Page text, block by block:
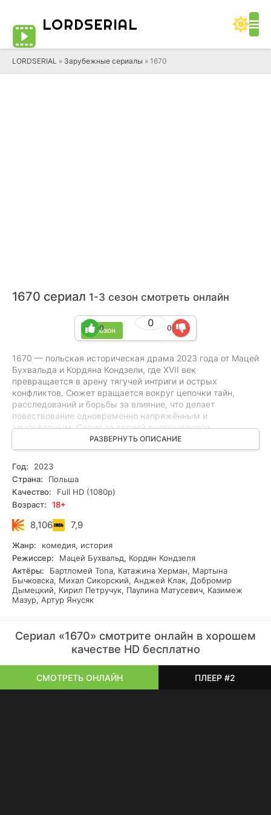
LORDSERIAL
LORDSERIAL » Зарубежные сериалы » 1670
1670 сериал 1-3 сезон смотреть онлайн
3 сезон
0
0 0
1670 — польская историческая драма 2023 года от Мацей
Бухвальда и Кордяна Кондзели, где XVII век
превращается в арену тягучей интриги и острых
конфликтов. Сюжет вращается вокруг цепочки тайн,
расследований и борьбы за влияние, что делает
повествование одновременно напряжённым и
атмосферным. Серия за серией раскрываются
противоречия между личным и политическим,
предательством и верностью — без явных спойлеров, но
с постоянным чувством угрозы. Жанр — историческая
драма с элементами триллера и детектива, поэтому
сериал придётся по душе любителям драмы, триллера и
запутанных расследований. Смотрите онлайн все серии
бесплатно в HD и в хорошем качестве.
РАЗВЕРНУТЬ ОПИСАНИЕ
Год:
2023
Страна:
Польша
Качество:
Full HD (1080p)
Возраст:
18+
8,106 7,9
Жанр:
комедия, история
Режиссер:
Мацей Бухвальд, Кордян Кондзеля
Актёры:
Бартломей Топа, Катажина Херман, Мартына
Бычковска, Михал Сикорский, Анджей Клак, Добромир
Дымецкий, Кирил Петручук, Паулина Матусевич, Казимеж
Мазур, Артур Янусяк
Сериал «1670» смотрите онлайн в хорошем
качестве HD бесплатно
СМОТРЕТЬ ОНЛАЙН ПЛЕЕР #2